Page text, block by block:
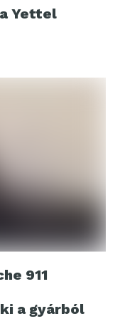
Yettel
911
a gyárból